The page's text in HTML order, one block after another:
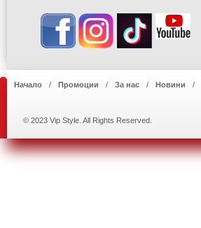
Начало Промоции За нас Новини
© 2023 Vip Style. All Rights Reserved.